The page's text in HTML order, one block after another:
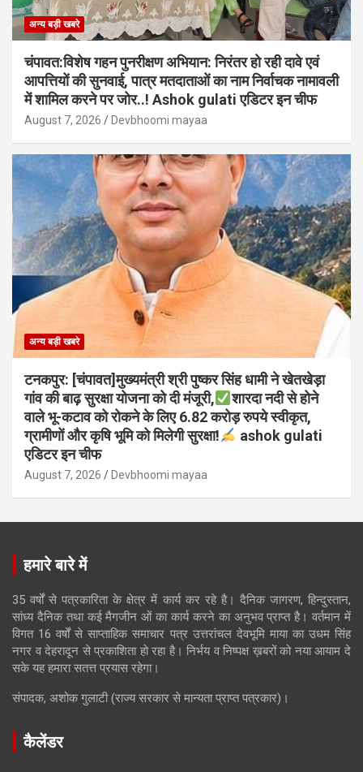
अन्य बड़ी खबरे
चंपावत:विशेष गहन पुनरीक्षण अभियान: निरंतर हो रही दावे एवं
आपत्तियों की सुनवाई, पात्र मतदाताओं का नाम निर्वाचक नामावली
में शामिल करने पर जोर..! Ashok gulati एडिटर इन चीफ
August 7, 2026 Devbhoomi mayaa
अन्य बड़ी खबरे
टनकपुर: [चंपावत]मुख्यमंत्री श्री पुष्कर सिंह धामी ने खेतखेड़ा
गांव की बाढ़ सुरक्षा योजना को दी मंजूरी,
शारदा नदी से होने
वाले भू-कटाव को रोकने के लिए 6.82 करोड़ रुपये स्वीकृत,
ग्रामीणों और कृषि भूमि को मिलेगी सुरक्षा!
ashok gulati
एडिटर इन चीफ
August 7, 2026 Devbhoomi mayaa
हमारे बारे में
35 वर्षों से पत्रकारिता के क्षेत्र में कार्य कर रहे है। दैनिक जागरण, हिन्दुस्तान,
सांध्य दैनिक तथा कई मैगजीन ओं का कार्य करने का अनुभव प्राप्त है। वर्तमान में
विगत 16 वर्षों से साप्ताहिक समाचार पत्र उत्तरांचल देवभूमि माया का उधम सिंह
नगर व देहरादून से प्रकाशिता हो रहा है। निर्भय व निष्पक्ष ख़बरों को नया आयाम दे
सके यह हमारा सतत्त प्रयास रहेगा।
संपादक, अशोक गुलाटी (राज्य सरकार से मान्यता प्राप्त पत्रकार)।
कैलेंडर